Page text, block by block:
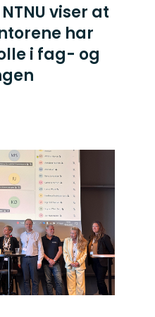
viser at
har
i fag- og